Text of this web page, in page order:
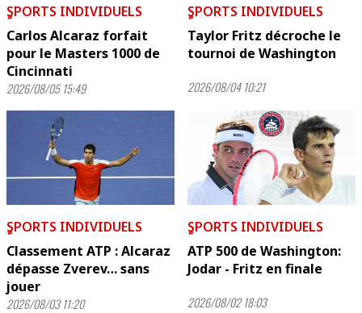
ٍSPORTS INDIVIDUELS
Carlos Alcaraz forfait
pour le Masters 1000 de
Cincinnati
2026/08/05 15:49
ٍSPORTS INDIVIDUELS
Taylor Fritz décroche le
tournoi de Washington
2026/08/04 10:21
ٍSPORTS INDIVIDUELS
Classement ATP : Alcaraz
dépasse Zverev… sans
jouer
2026/08/03 11:20
ٍSPORTS INDIVIDUELS
ATP 500 de Washington:
Jodar - Fritz en finale
2026/08/02 18:03